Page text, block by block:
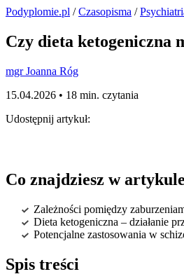
Podyplomie.pl /Czasopisma /
Czy dieta ketogeniczna
mgr Joanna Róg
15.04.2026 • 18 min. czytania
Udostępnij artykuł:
Co znajdziesz w
Zależności pomiędzy
Dieta ketogeniczna – działanie
Potencjalne zastosowania w
Spis treści